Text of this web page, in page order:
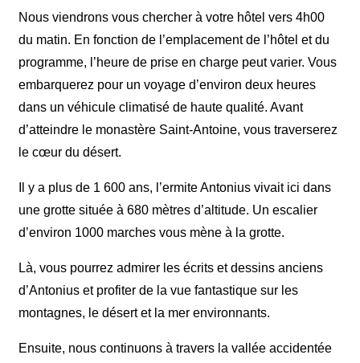
Nous viendrons vous chercher à votre hôtel vers 4h00
du matin. En fonction de l’emplacement de l’hôtel et du
programme, l’heure de prise en charge peut varier. Vous
embarquerez pour un voyage d’environ deux heures
dans un véhicule climatisé de haute qualité. Avant
d’atteindre le monastère Saint-Antoine, vous traverserez
le cœur du désert.
Il y a plus de 1 600 ans, l’ermite Antonius vivait ici dans
une grotte située à 680 mètres d’altitude. Un escalier
d’environ 1000 marches vous mène à la grotte.
Là, vous pourrez admirer les écrits et dessins anciens
d’Antonius et profiter de la vue fantastique sur les
montagnes, le désert et la mer environnants.
Ensuite, nous continuons à travers la vallée accidentée